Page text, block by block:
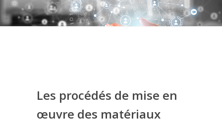
Les procédés de mise en
œuvre des matériaux